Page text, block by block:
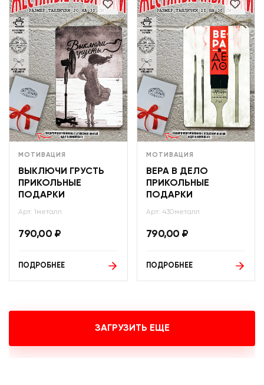
МОТИВАЦИЯ
ВЫКЛЮЧИ ГРУСТЬ
ПРИКОЛЬНЫЕ
ПОДАРКИ
Арт: 1металл
790,00 ₽
ПОДРОБНЕЕ
МОТИВАЦИЯ
ВЕРА В ДЕЛО
ПРИКОЛЬНЫЕ
ПОДАРКИ
Арт: 430металл
790,00 ₽
ПОДРОБНЕЕ
ЗАГРУЗИТЬ ЕЩЕ